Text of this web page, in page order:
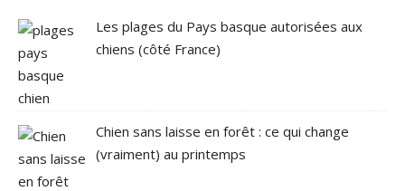
Les plages du Pays basque autorisées aux
chiens (côté France)
Chien sans laisse en forêt : ce qui change
(vraiment) au printemps